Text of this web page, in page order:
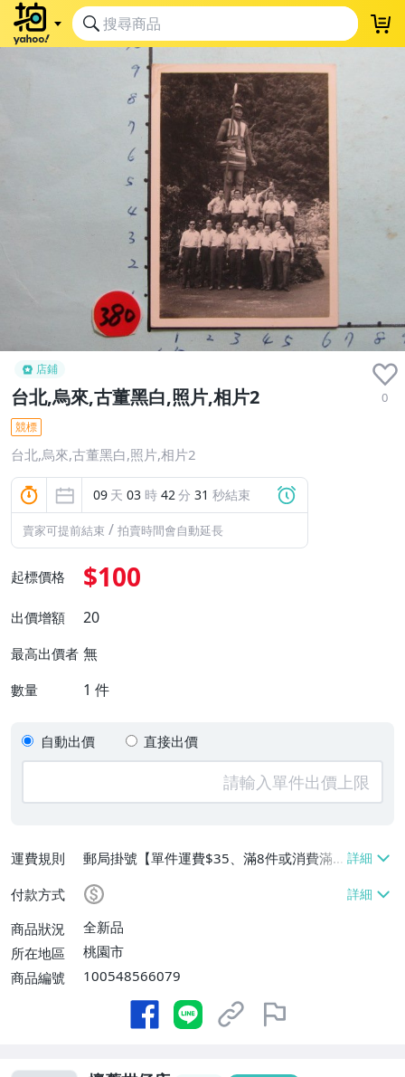
店鋪
台北,烏來,古董黑白,照片,相片2 0
競標
台北,烏來,古董黑白,照片,相片2
09 天 03 時 42分 31 秒結束
賣家可提前結束 / 拍賣時間會自動延長
起標價格 $100
出價增額 20
最高出價者 無
數量 1 件
自動出價 直接出價
運費規則
郵局掛號【單件運費$35、滿8件或消費滿
$3500免運費】
付款方式
商品狀況
全新品
所在地區
桃園市
商品編號
100548566079